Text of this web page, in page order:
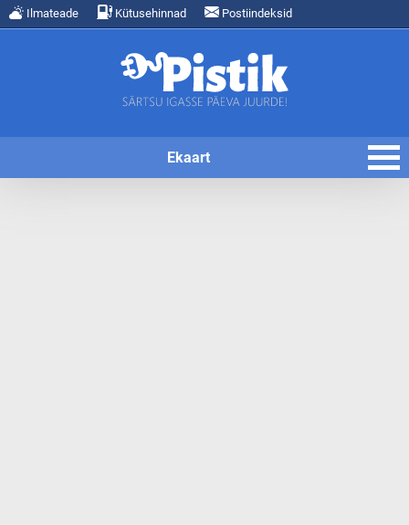
Ilmateade Kütusehinnad Postiindeksid
Ekaart